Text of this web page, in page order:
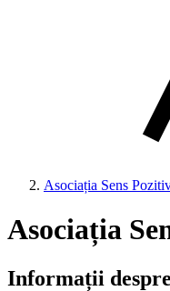
Asociația Sens
Asociația
Informații